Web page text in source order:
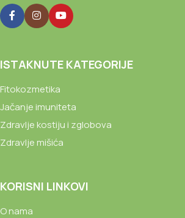
ISTAKNUTE KATEGORIJE
Fitokozmetika
Jačanje imuniteta
Zdravlje kostiju i zglobova
Zdravlje mišića
KORISNI LINKOVI
O nama